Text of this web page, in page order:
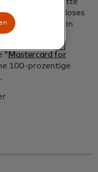
ein reibungsloses
Unternehmen
" Mastercard for
100-prozentige